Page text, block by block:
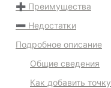
➕ Преимущества
➖ Недостатки
Подробное описание
Общие сведения
Как добавить точку